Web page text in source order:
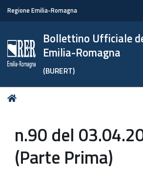
Regione Emilia-Romagna
Bollettino Ufficiale
Emilia-Romagna
(BURERT)
Tu
n.90 del
(Parte Prima)